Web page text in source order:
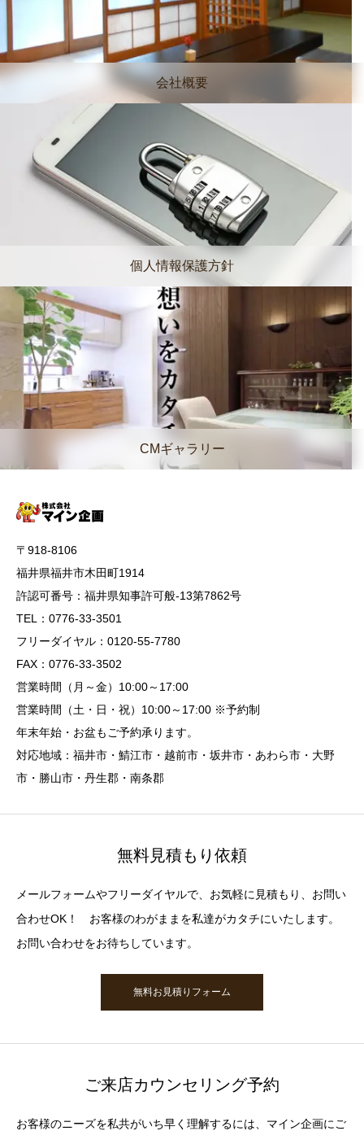
会社概要
個人情報保護方針
CMギャラリー
〒918-8106
福井県福井市木田町1914
許認可番号：福井県知事許可般-13第7862号
TEL：0776-33-3501
フリーダイヤル：0120-55-7780
FAX：0776-33-3502
営業時間（月～金）10:00～17:00
営業時間（土・日・祝）10:00～17:00 ※予約制
年末年始・お盆もご予約承ります。
対応地域：福井市・鯖江市・越前市・坂井市・あわら市・大野
市・勝山市・丹生郡・南条郡
無料見積もり依頼
メールフォームやフリーダイヤルで、お気軽に見積もり、お問い
合わせOK！ お客様のわがままを私達がカタチにいたします。
お問い合わせをお待ちしています。
無料お見積りフォーム
ご来店カウンセリング予約
お客様のニーズを私共がいち早く理解するには、マイン企画にご